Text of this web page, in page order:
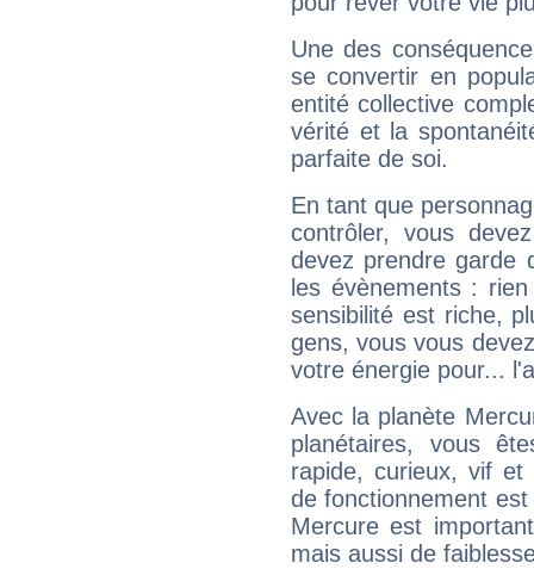
Une des
se convertir en
entité collective
vérité et la
parfaite de soi.
En tant que
contrôler, vous
devez prendre garde
les évènements :
sensibilité est riche,
gens, vous vous
votre énergie pour...
Avec la planète
planétaires, vous
rapide, curieux, vif et
de fonctionnement
Mercure est
mais aussi de